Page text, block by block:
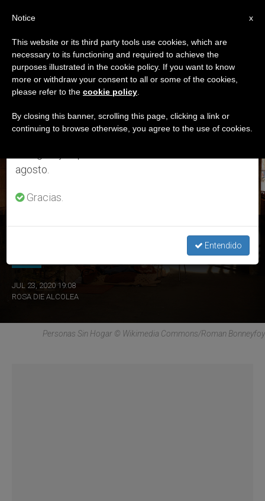
ETIQUETA
Posts Tagged ‘“El
Corazón Se Derrite”’
ÚLTIMAS NOTICIAS
JUL 23, 2020 19:08
ROSA DIE ALCOLEA
Personas Sin Hogar © Wikimedia Commons/Roman Bonneyfoy
×
Aviso importante
Del 27 de julio al 7 de agosto haremos la pausa
anual, aprovechando que en el periodo de verano
se generan menos informaciones y también el
agosto.
Gracias.
Entendido
x
Notice
This website or its third party tools use cookies, which are
necessary to its functioning and required to achieve the
purposes illustrated in the cookie policy. If you want to know
more or withdraw your consent to all or some of the cookies,
please refer to the cookie policy
By closing this banner, scrolling this page, clicking a link or
continuing to browse otherwise, you agree to the use of cookies.